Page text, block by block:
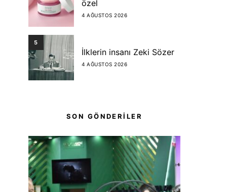
özel
4 AĞUSTOS 2026
5
İlklerin insanı Zeki Sözer
4 AĞUSTOS 2026
SON GÖNDERİLER